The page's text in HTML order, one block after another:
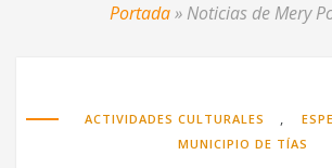
Portada» Noticias de Mery
ACTIVIDADES CULTURALES ,
MUNICIPIO DE TÍAS